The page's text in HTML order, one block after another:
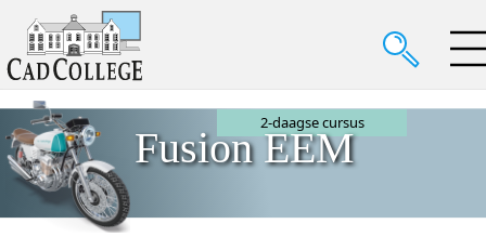
2-daagse cursus
Fusion EEM